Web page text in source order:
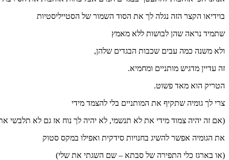
בוידיאו הקצר הזה נגלה לך את הסוד השמור של הסטייליסטיות
שתמיד נראה שהן לבושות ללא מאמץ
ולא משנה כמה עבים שכבות הבגדים שלהן,
זה עדיין מדגיש מותניים ומחמיא.
הטריק הוא מאד פשוט.
צרי לך גומיה שתקיף את המותניים בלי להצמד מידי
(אם זה יהיה צמוד מידי את לא תנשמי, לא יהיה לך נוח אז גם לא תלבשי
את הגומיה אפשר להשיג בחנויות סידקית ואפילו במקס סטוק
(או בארגז כלי התפירה של סבתא – שם השגתי את שלי)